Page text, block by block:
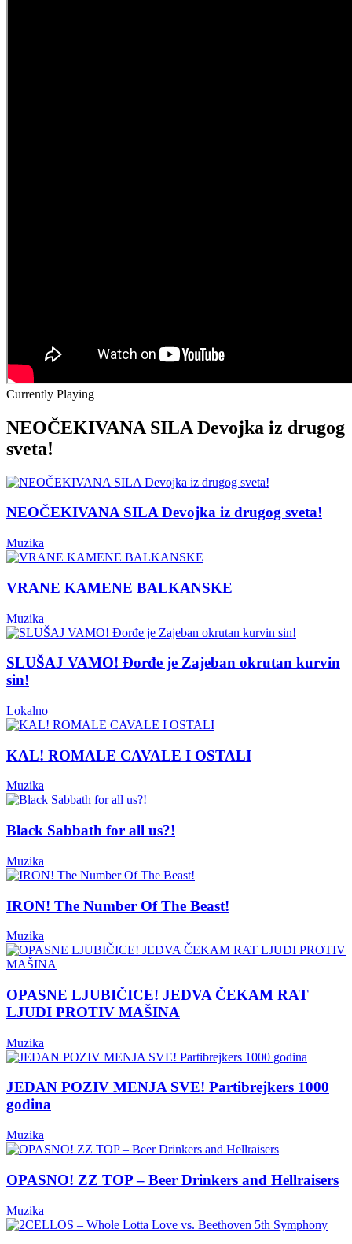
Currently Playing
NEOČEKIVANA SILA Devojka iz drugog
sveta!
NEOČEKIVANA SILA Devojka iz drugog sveta!
Muzika
VRANE KAMENE BALKANSKE
Muzika
SLUŠAJ VAMO! Đorđe je Zajeban okrutan kurvin
sin!
Lokalno
KAL! ROMALE CAVALE I OSTALI
Muzika
Black Sabbath for all us?!
Muzika
IRON! The Number Of The Beast!
Muzika
OPASNE LJUBIČICE! JEDVA ČEKAM RAT
LJUDI PROTIV MAŠINA
Muzika
JEDAN POZIV MENJA SVE! Partibrejkers 1000
godina
Muzika
OPASNO! ZZ TOP – Beer Drinkers and Hellraisers
Muzika